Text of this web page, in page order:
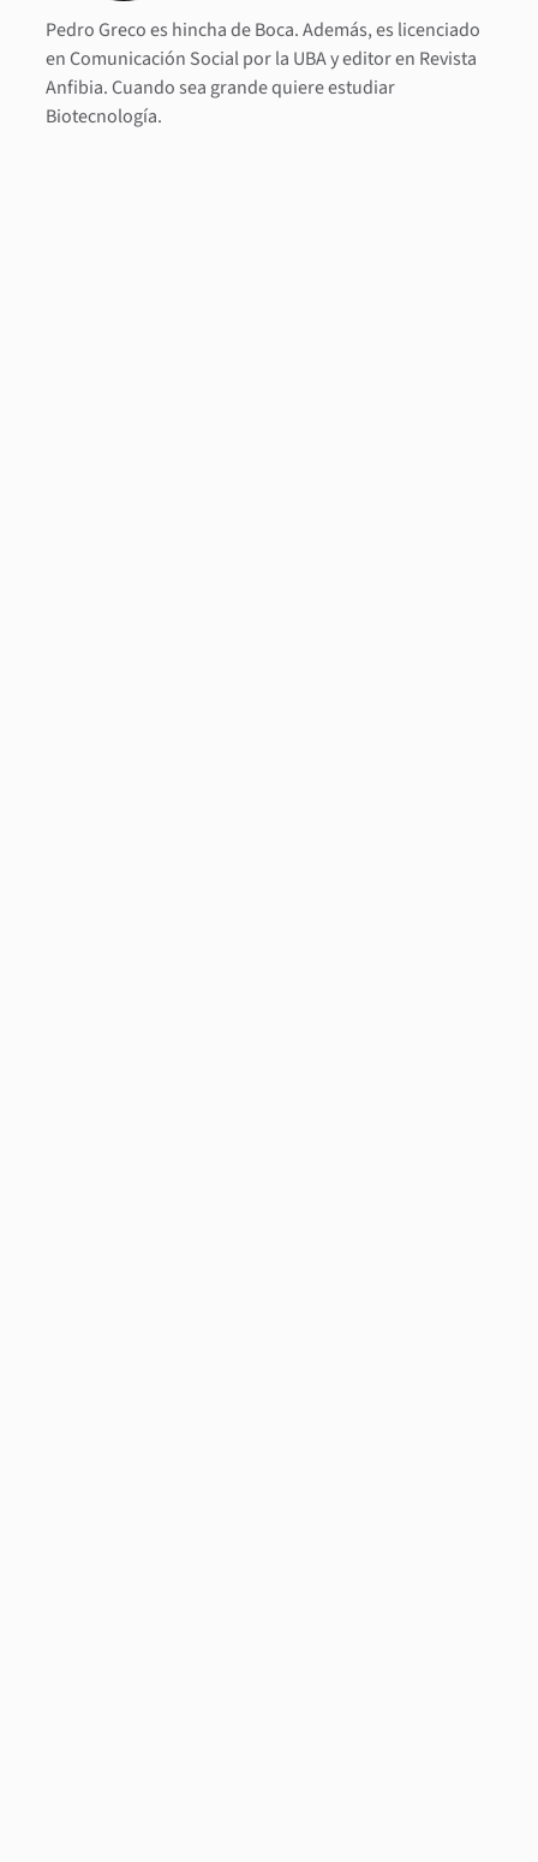
Pedro Greco es hincha de Boca. Además, es licenciado
en Comunicación Social por la UBA y editor en Revista
Anfibia. Cuando sea grande quiere estudiar
Biotecnología.